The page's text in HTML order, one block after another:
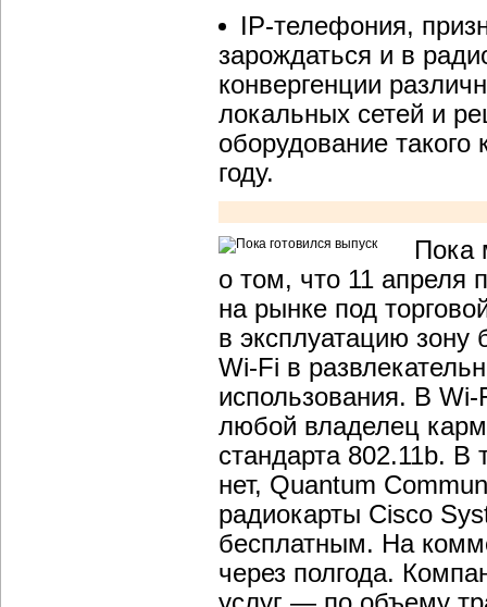
IP-телефония,
зарождаться и в
конвергенции
локальных сетей и
оборудование
году.
Пока
о том, что 11 апреля
на рынке под
в эксплуатацию зону
Wi-Fi в
использования. В Wi-
любой владелец
стандарта 802.11b. В
нет, Quantum
радиокарты Cisco
бесплатным. На
через полгода.